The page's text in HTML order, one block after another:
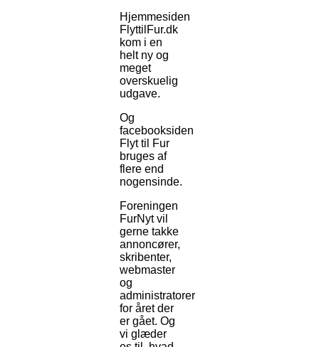
Hjemmesiden
FlyttilFur.dk
kom i en
helt ny og
meget
overskuelig
udgave.
Og
facebooksiden
Flyt til Fur
bruges af
flere end
nogensinde.
Foreningen
FurNyt vil
gerne takke
annoncører,
skribenter,
webmaster
og
administratorer
for året der
er gået. Og
vi glæder